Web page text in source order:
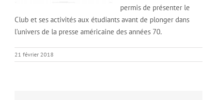
permis de présenter le
Club et ses activités aux étudiants avant de plonger dans
l’univers de la presse américaine des années 70.
21 février 2018